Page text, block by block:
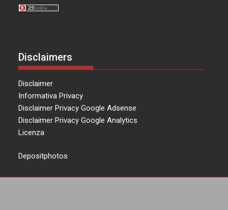
Disclaimers
Disclaimer
Informativa Privacy
Disclaimer Privacy Google Adsense
Disclaimer Privacy Google Analytics
Licenza
Depositphotos